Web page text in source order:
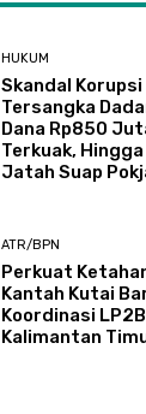
HUKUM
Skandal Korupsi
Tersangka
Dana Rp850
Terkuak,
Jatah Suap
ATR/BPN
Perkuat
Kantah Kutai
Koordinasi
Kalimantan